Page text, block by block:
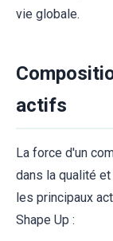
vie globale.
actifs
La force d'un
dans la qualité
les principaux
Shape Up :